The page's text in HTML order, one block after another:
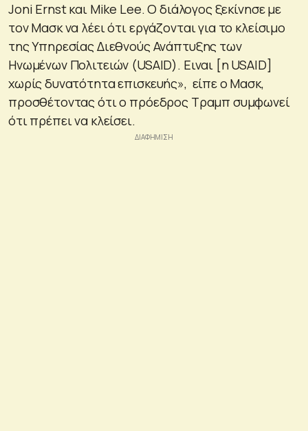
Joni Ernst και Mike Lee. Ο διάλογος ξεκίνησε με
τον Μασκ να λέει ότι εργάζονται για το κλείσιμο
της Υπηρεσίας Διεθνούς Ανάπτυξης των
Ηνωμένων Πολιτειών (USAID). Ειναι [η USAID]
χωρίς δυνατότητα επισκευής», είπε ο Μασκ,
προσθέτοντας ότι ο πρόεδρος Τραμπ συμφωνεί
ότι πρέπει να κλείσει.